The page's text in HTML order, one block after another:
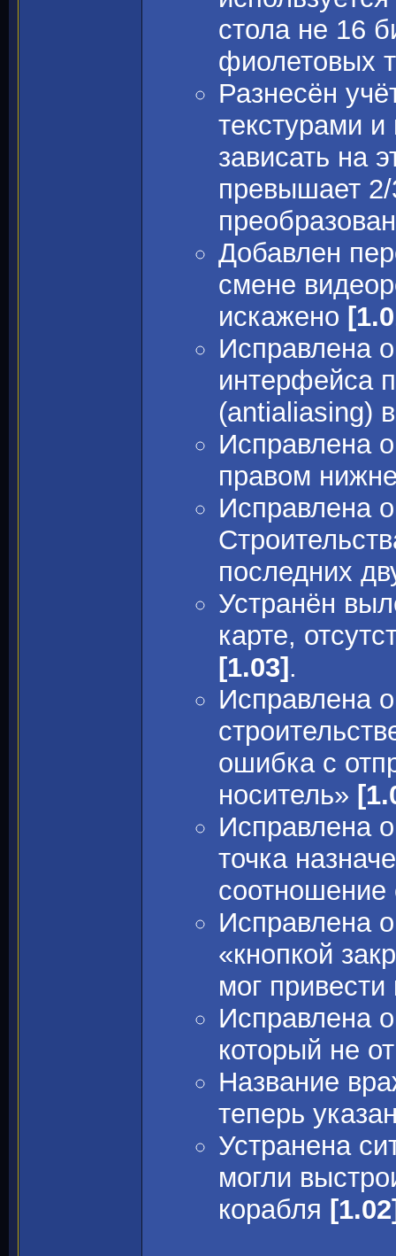
стола не 16
фиолетовых
Разнесён
текстурами
зависать на
превышает
Добавлен
смене
искажено
Исправлена
интерфейса
(antialiasing)
Исправлена
правом
Исправлена
последних
Устранён
карте,
[1.03].
Исправлена
ошибка с
носитель»
Исправлена
точка
соотношение
Исправлена
«кнопкой
мог
Исправлена
который не
Название
теперь
Устранена
могли
корабля